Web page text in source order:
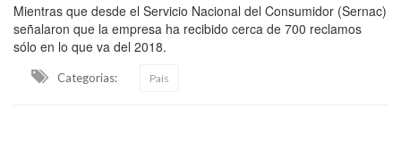
Mientras que desde el Servicio Nacional del Consumidor (Sernac)
señalaron que la empresa ha recibido cerca de 700 reclamos
sólo en lo que va del 2018.
Categorias: País